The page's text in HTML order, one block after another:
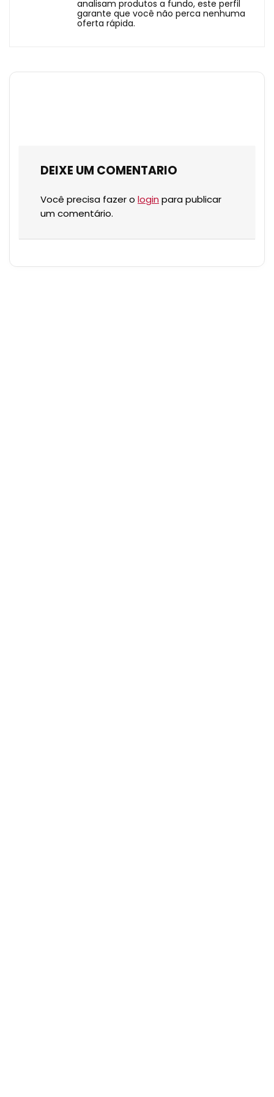
analisam produtos a fundo, este perfil
garante que você não perca nenhuma
oferta rápida.
DEIXE UM COMENTARIO
Você precisa fazer o login para publicar
um comentário.